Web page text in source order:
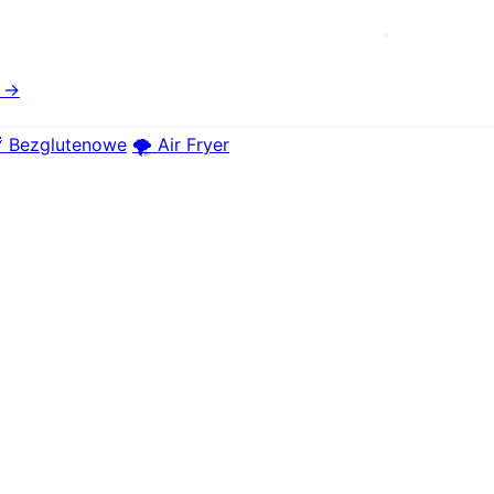
→
Bezglutenowe 🌪️ Air Fryer